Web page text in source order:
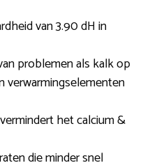
van 3.90 dH in
problemen als kalk op
verwarmingselementen
het calcium &
die minder snel